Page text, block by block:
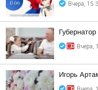
Вчера,
Вчера,
Игорь